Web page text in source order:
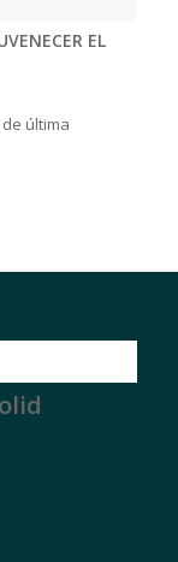
EL
última